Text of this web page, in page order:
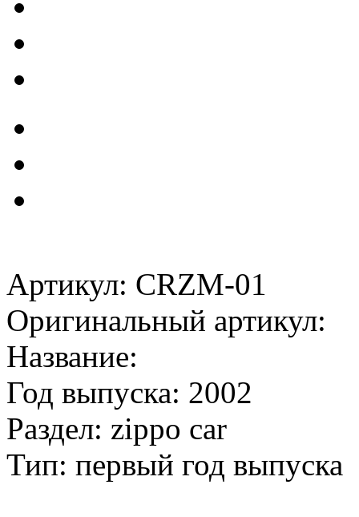
Артикул: CRZM-01
Оригинальный артикул:
Название:
Год выпуска: 2002
Раздел: zippo car
Тип: первый год выпуска